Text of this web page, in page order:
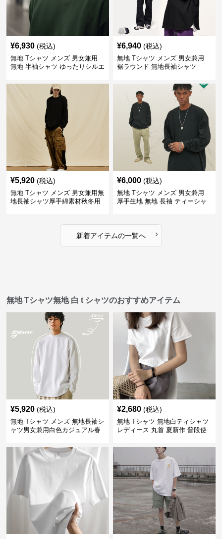
¥6,930 (税込)
無地 Tシャツ メンズ 男女兼用
無地 半袖シャツ ゆったりシルエ
¥6,940 (税込)
無地 Tシャツ メンズ 男女兼用
裾ラウンド 無地長袖シャツ
¥5,920 (税込)
無地 Tシャツ メンズ 男女兼用無
地長袖シャツ厚手綿素材秋冬用
¥6,000 (税込)
無地 Tシャツ メンズ 男女兼用
厚手生地 無地 長袖 ティーシャ
新着アイテムの一覧へ ›
無地 Tシャツ無地 白 t シャツのおすすめアイテム
¥5,920 (税込)
無地 Tシャツ メンズ 無地長袖シ
ャツ男女兼用白色カジュアル春
¥2,680 (税込)
無地 Tシャツ 無地白ティシャツ
レディース 丸首 夏新作 普段使